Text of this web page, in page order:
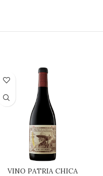
VINO PATRIA CHICA